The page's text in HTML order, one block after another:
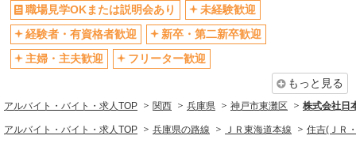
残業ほぼなし
残業少なめ（月20h未満）
転勤なし
登録制
有休取得率80%以上
交通費支給
研修制度あり
資格取得支援制度あり
同じ職種から求人を探す
職場見学OKまたは説明会あり
未経験歓迎
経験者・有資格者歓迎
新卒・第二新卒歓迎
主婦・主夫歓迎
フリーター歓迎
もっと見る
アルバイト・バイト・求人TOP 関西 兵庫県 神戸市東灘区 株式会社日
アルバイト・バイト・求人TOP 兵庫県の路線 ＪＲ東海道本線 住吉(ＪＲ